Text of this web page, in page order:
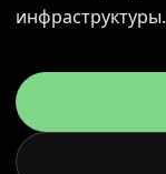
инфраструктуры.